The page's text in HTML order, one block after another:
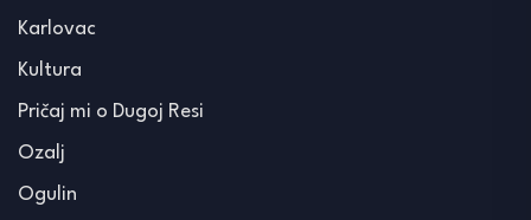
Karlovac
Kultura
Pričaj mi o Dugoj Resi
Ozalj
Ogulin